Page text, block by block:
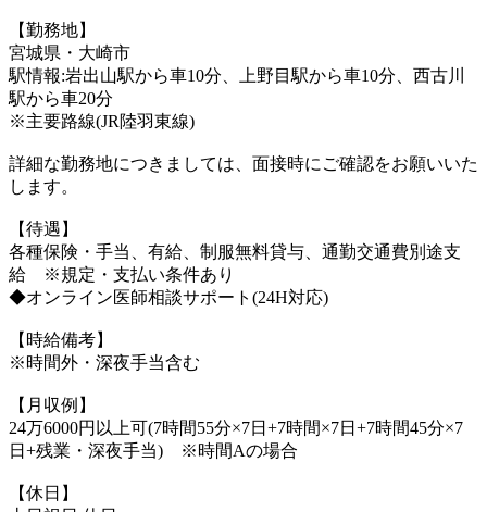
【勤務地】
宮城県・大崎市
駅情報:岩出山駅から車10分、上野目駅から車10分、西古川
駅から車20分
※主要路線(JR陸羽東線)
詳細な勤務地につきましては、面接時にご確認をお願いいた
します。
【待遇】
各種保険・手当、有給、制服無料貸与、通勤交通費別途支
給 ※規定・支払い条件あり
◆オンライン医師相談サポート(24H対応)
【時給備考】
※時間外・深夜手当含む
【月収例】
24万6000円以上可(7時間55分×7日+7時間×7日+7時間45分×7
日+残業・深夜手当) ※時間Aの場合
【休日】